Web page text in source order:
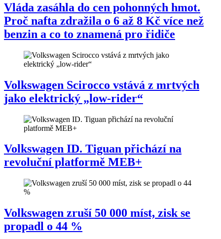
Vláda zasáhla do cen pohonných hmot.
Proč nafta zdražila o 6 až 8 Kč více než
benzin a co to znamená pro řidiče
Volkswagen Scirocco vstává z mrtvých
jako elektrický „low-rider“
Volkswagen ID. Tiguan přichází na
revoluční platformě MEB+
Volkswagen zruší 50 000 míst, zisk se
propadl o 44 %